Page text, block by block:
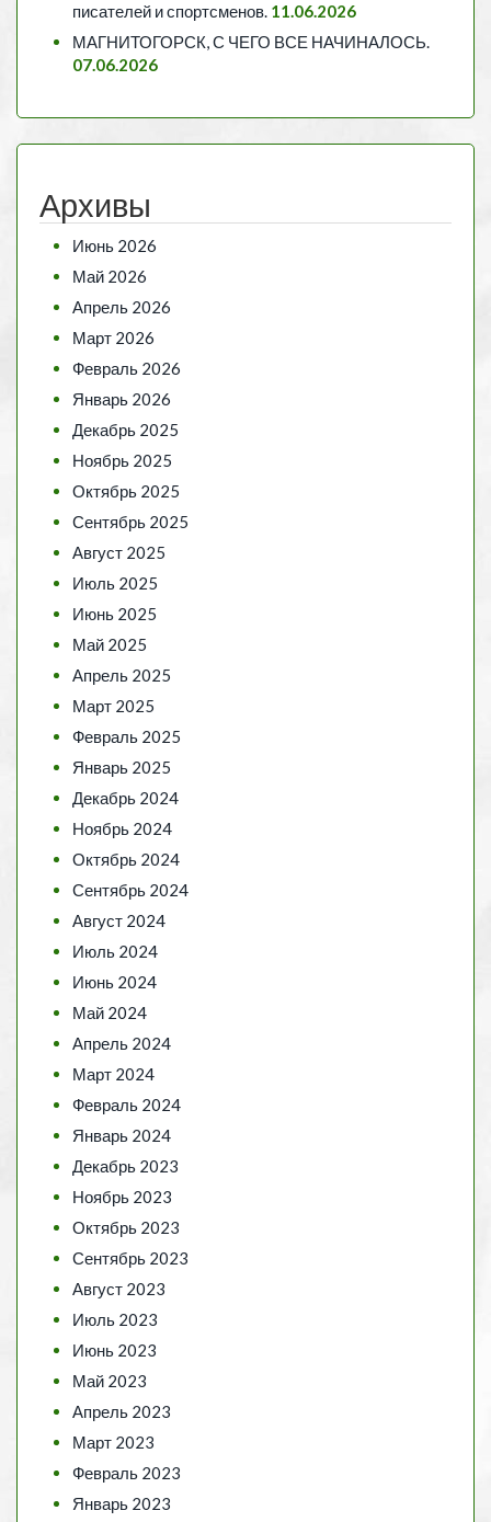
писателей и спортсменов. 11.06.2026
МАГНИТОГОРСК, С ЧЕГО ВСЕ НАЧИНАЛОСЬ.
07.06.2026
Архивы
Июнь 2026
Май 2026
Апрель 2026
Март 2026
Февраль 2026
Январь 2026
Декабрь 2025
Ноябрь 2025
Октябрь 2025
Сентябрь 2025
Август 2025
Июль 2025
Июнь 2025
Май 2025
Апрель 2025
Март 2025
Февраль 2025
Январь 2025
Декабрь 2024
Ноябрь 2024
Октябрь 2024
Сентябрь 2024
Август 2024
Июль 2024
Июнь 2024
Май 2024
Апрель 2024
Март 2024
Февраль 2024
Январь 2024
Декабрь 2023
Ноябрь 2023
Октябрь 2023
Сентябрь 2023
Август 2023
Июль 2023
Июнь 2023
Май 2023
Апрель 2023
Март 2023
Февраль 2023
Январь 2023